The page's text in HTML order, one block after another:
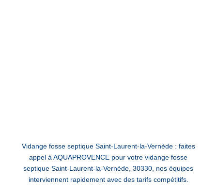
Vidange fosse septique Saint-Laurent-la-Vernède : faites
appel à AQUAPROVENCE pour votre vidange fosse
septique Saint-Laurent-la-Vernède, 30330, nos équipes
interviennent rapidement avec des tarifs compétitifs.